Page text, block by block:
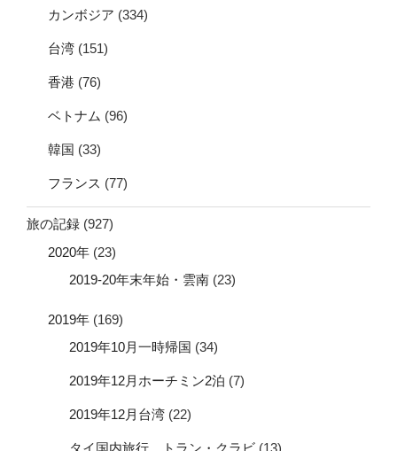
カンボジア (334)
台湾 (151)
香港 (76)
ベトナム (96)
韓国 (33)
フランス (77)
旅の記録 (927)
2020年 (23)
2019-20年末年始・雲南 (23)
2019年 (169)
2019年10月一時帰国 (34)
2019年12月ホーチミン2泊 (7)
2019年12月台湾 (22)